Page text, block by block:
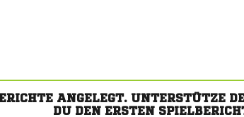
ANGELEGT.
DU DEN ERSTEN